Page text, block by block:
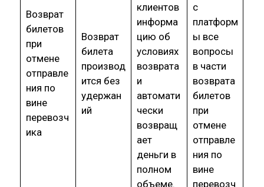
Возврат
билетов
при
отмене
отправле
ния по
вине
перевозч
ика
Возврат
билета
производ
ится без
удержан
ий
клиентов
информа
цию об
условиях
возврата
и
автомати
чески
возвращ
ает
деньги в
полном
объеме.
с
платформ
ы все
вопросы
в части
возврата
билетов
при
отмене
отправле
ния по
вине
перевозч